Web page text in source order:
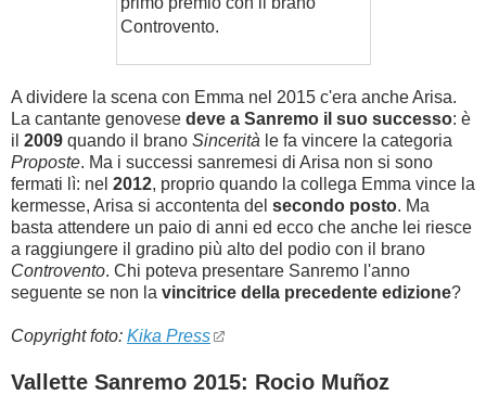
Controvento.
A dividere la scena con Emma nel 2015 c'era anche Arisa.
La cantante genovese deve a Sanremo il suo successo: è
il 2009 quando il brano Sincerità le fa vincere la categoria
Proposte. Ma i successi sanremesi di Arisa non si sono
fermati lì: nel 2012, proprio quando la collega Emma vince la
kermesse, Arisa si accontenta del secondo posto. Ma
basta attendere un paio di anni ed ecco che anche lei riesce
a raggiungere il gradino più alto del podio con il brano
Controvento. Chi poteva presentare Sanremo l'anno
seguente se non la vincitrice della precedente edizione?
Copyright foto: Kika Press
Vallette Sanremo 2015: Rocio Muñoz